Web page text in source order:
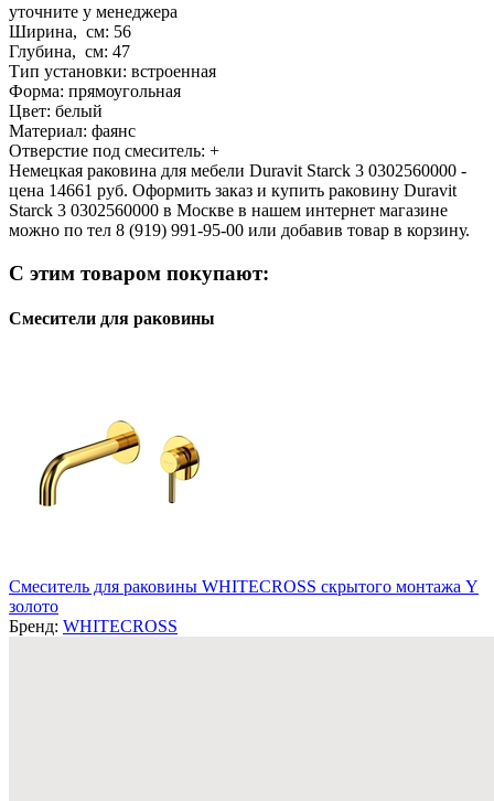
уточните у менеджера
Ширина, см: 56
Глубина, см: 47
Тип установки: встроенная
Форма: прямоугольная
Цвет: белый
Материал: фаянс
Отверстие под смеситель: +
Немецкая раковина для мебели Duravit Starck 3 0302560000 -
цена 14661 руб. Оформить заказ и купить раковину Duravit
Starck 3 0302560000 в Москве в нашем интернет магазине
можно по тел 8 (919) 991-95-00 или добавив товар в корзину.
С этим товаром покупают:
Смесители для раковины
Смеситель для раковины WHITECROSS скрытого монтажа Y
золото
Бренд: WHITECROSS